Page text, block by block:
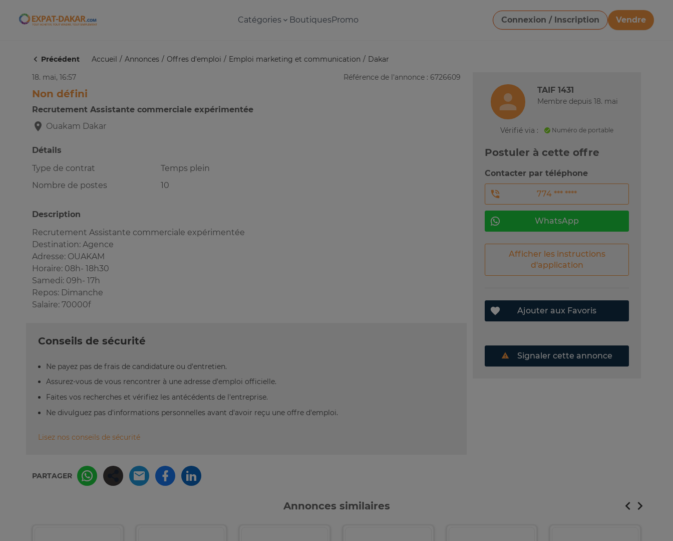
Expat-Dakar Catégories BoutiquesPromo Connexion / Inscription
Vendre
Télécharger une image
Précédent Accueil Annonces Offres d'emploi Emploi marketing et communication Dakar
18. mai, 16:57 Référence de l'annonce : 6726609
Non défini
Recrutement Assistante commerciale expérimentée
Ouakam Dakar
Détails
Type de contrat
Temps plein
Nombre de postes
10
Description
Recrutement Assistante commerciale expérimentée
Destination: Agence
Adresse: OUAKAM
Horaire: 08h- 18h30
Samedi: 09h- 17h
Repos: Dimanche
Salaire: 70000f
Conseils de sécurité
Ne payez pas de frais de candidature ou d'entretien.
Assurez-vous de vous rencontrer à une adresse d'emploi officielle.
Faites vos recherches et vérifiez les antécédents de l'entreprise.
Ne divulguez pas d'informations personnelles avant d'avoir reçu une offre d'emploi.
Lisez nos conseils de sécurité
PARTAGER
TAIF 1431
Membre depuis 18. mai
Vérifié via : Numéro de portable
Postuler à cette offre
Contacter par téléphone
774 *** ****
WhatsApp
Afficher les instructions
d'application
Ajouter aux Favoris
Signaler cette annonce
Annonces similaires